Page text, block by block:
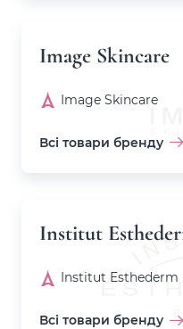
Image Skincare
Image Skincare
Всі товари бренду
Institut
Institut Esthederm
Всі товари бренду